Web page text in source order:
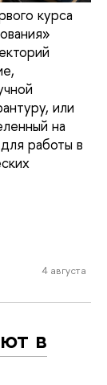
курса
или
на
работы в
4 августа
в